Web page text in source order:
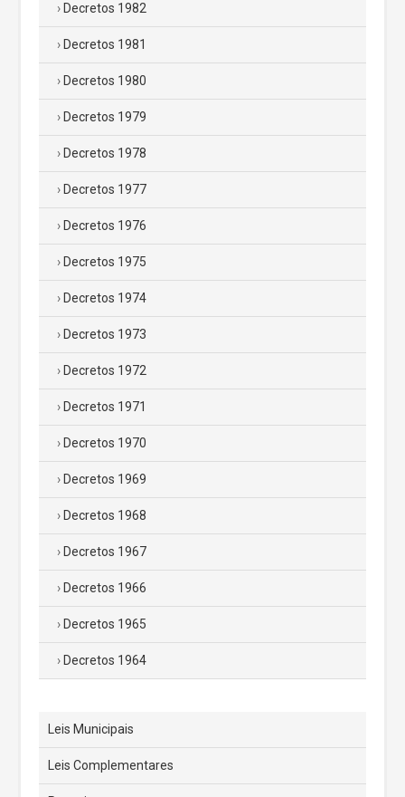
Decretos 1982
Decretos 1981
Decretos 1980
Decretos 1979
Decretos 1978
Decretos 1977
Decretos 1976
Decretos 1975
Decretos 1974
Decretos 1973
Decretos 1972
Decretos 1971
Decretos 1970
Decretos 1969
Decretos 1968
Decretos 1967
Decretos 1966
Decretos 1965
Decretos 1964
Leis Municipais
Leis Complementares